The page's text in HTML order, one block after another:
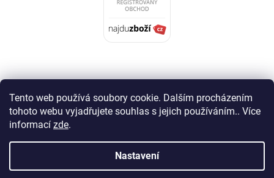
Tento web používá soubory cookie. Dalším procházením
tohoto webu vyjadřujete souhlas s jejich používáním.. Více
informací zde.
Nastavení
Vytvořil Shoptet